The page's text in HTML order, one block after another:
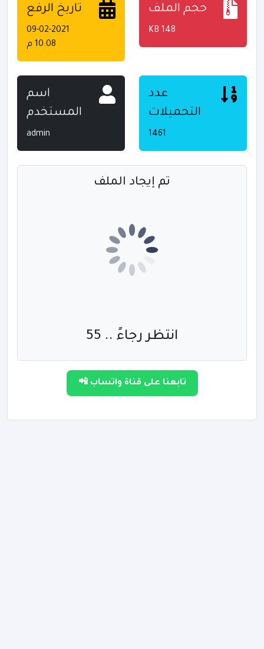
حجم الملف
148 KB
تاريخ الرفع
09-02-2021
10:08 م
عدد
التحميلات
1461
اسم
المستخدم
admin
تم إيجاد الملف
انتظر رجاءً .. 55
تابعنا على قناة واتساب 📲